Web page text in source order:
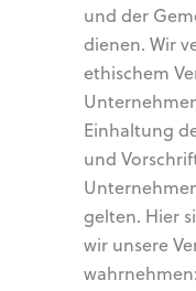
und der
dienen. Wir
ethischem
Einhaltung
und
gelten. Hier
wir unsere
wahrnehmen: